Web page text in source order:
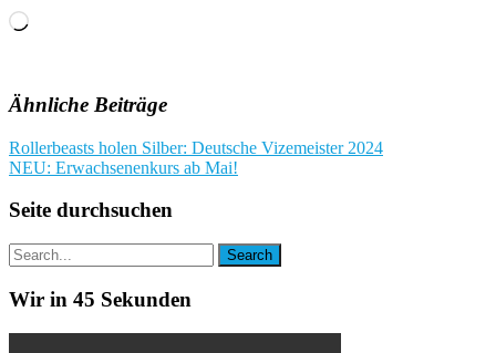
Wird
Ähnliche Beiträge
Beitragsnavigation
Rollerbeasts holen Silber: Deutsche Vizemeister 2024
NEU: Erwachsenenkurs ab Mai!
Seite durchsuchen
Wir in 45 Sekunden